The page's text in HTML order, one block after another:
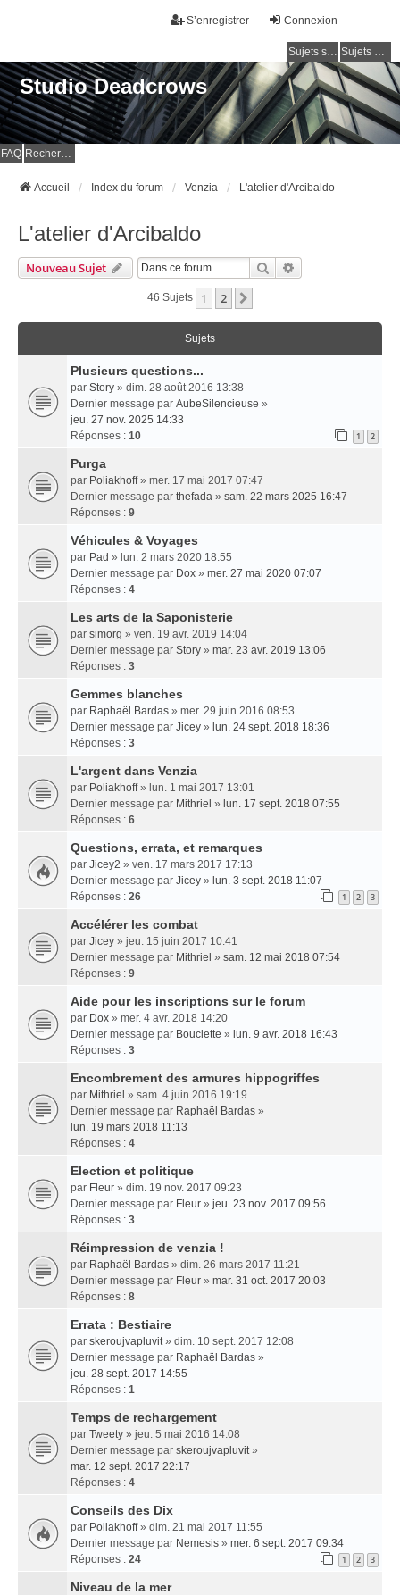
Connexion
S’enregistrer
Sujets sans réponse Sujets actifs
Studio Deadcrows
FAQ Rechercher
Accueil Index du forum Venzia L'atelier d'Arcibaldo
L'atelier d'Arcibaldo
Nouveau Sujet Rechercher
46 Sujets 1 2
Sujets
Plusieurs questions...
par Story » dim. 28 août 2016 13:38
Dernier message par AubeSilencieuse »
jeu. 27 nov. 2025 14:33
Réponses : 10 1 2
Purga
par Poliakhoff» mer. 17 mai 2017 07:47
Dernier message par thefada » sam. 22 mars 2025 16:47
Réponses : 9
Véhicules & Voyages
par Pad » lun. 2 mars 2020 18:55
Dernier message par Dox » mer. 27 mai 2020 07:07
Réponses : 4
Les arts de la Saponisterie
par simorg » ven. 19 avr. 2019 14:04
Dernier message par Story » mar. 23 avr. 2019 13:06
Réponses : 3
Gemmes blanches
par Raphaël Bardas » mer. 29 juin 2016 08:53
Dernier message par Jicey » lun. 24 sept. 2018 18:36
Réponses : 3
L'argent dans Venzia
par Poliakhoff» lun. 1 mai 2017 13:01
Dernier message par Mithriel » lun. 17 sept. 2018 07:55
Réponses : 6
Questions, errata, et remarques
par Jicey2 » ven. 17 mars 2017 17:13
Dernier message par Jicey » lun. 3 sept. 2018 11:07
Réponses : 26 1 2 3
Accélérer les combat
par Jicey » jeu. 15 juin 2017 10:41
Dernier message par Mithriel » sam. 12 mai 2018 07:54
Réponses : 9
Aide pour les inscriptions sur le forum
par Dox » mer. 4 avr. 2018 14:20
Dernier message par Bouclette » lun. 9 avr. 2018 16:43
Réponses : 3
Encombrement des armures hippogriffes
par Mithriel » sam. 4 juin 2016 19:19
Dernier message par Raphaël Bardas »
lun. 19 mars 2018 11:13
Réponses : 4
Election et politique
par Fleur » dim. 19 nov. 2017 09:23
Dernier message par Fleur » jeu. 23 nov. 2017 09:56
Réponses : 3
Réimpression de venzia !
par Raphaël Bardas » dim. 26 mars 2017 11:21
Dernier message par Fleur » mar. 31 oct. 2017 20:03
Réponses : 8
Errata : Bestiaire
par skeroujvapluvit» dim. 10 sept. 2017 12:08
Dernier message par Raphaël Bardas »
jeu. 28 sept. 2017 14:55
Réponses : 1
Temps de rechargement
par Tweety » jeu. 5 mai 2016 14:08
Dernier message par skeroujvapluvit»
mar. 12 sept. 2017 22:17
Réponses : 4
Conseils des Dix
par Poliakhoff» dim. 21 mai 2017 11:55
Dernier message par Nemesis » mer. 6 sept. 2017 09:34
Réponses : 24 1 2 3
Niveau de la mer